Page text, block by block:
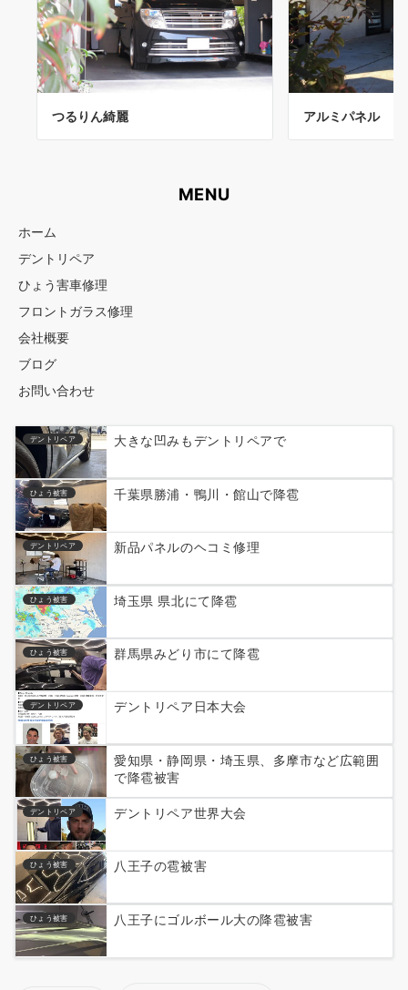
つるりん綺麗 アルミパネル
MENU
ホーム
デントリペア
ひょう害車修理
フロントガラス修理
会社概要
ブログ
お問い合わせ
デントリペア 大きな凹みもデントリペアで
ひょう被害 千葉県勝浦・鴨川・館山で降雹
デントリペア 新品パネルのヘコミ修理
ひょう被害 埼玉県 県北にて降雹
ひょう被害 群馬県みどり市にて降雹
デントリペア デントリペア日本大会
ひょう被害
愛知県・静岡県・埼玉県、多摩市など広範囲
で降雹被害
デントリペア デントリペア世界大会
ひょう被害 八王子の雹被害
ひょう被害 八王子にゴルボール大の降雹被害